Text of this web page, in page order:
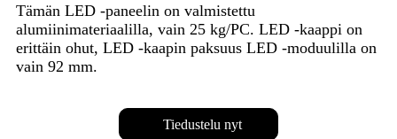
Tämän LED -paneelin on valmistettu
alumiinimateriaalilla, vain 25 kg/PC. LED -kaappi on
erittäin ohut, LED -kaapin paksuus LED -moduulilla on
vain 92 mm.
Tiedustelu nyt